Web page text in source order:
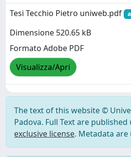
Tesi Tecchio Pietro uniweb.pdf
Dimensione 520.65 kB
Formato Adobe PDF
Visualizza/Apri
The text of this website ©
Padova. Full Text are published
exclusive license. Metadata are